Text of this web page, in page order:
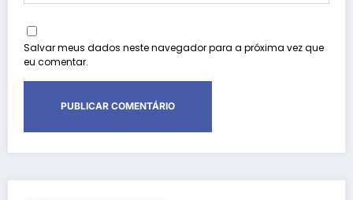
Salvar meus dados neste navegador para a próxima vez que
eu comentar.